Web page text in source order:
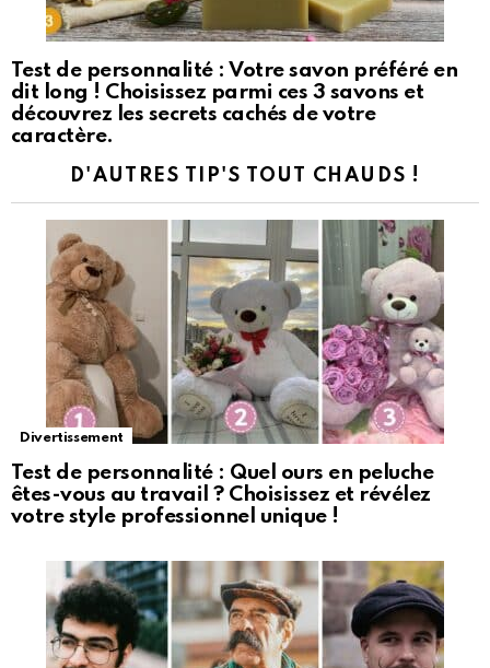
Test de personnalité : Votre savon préféré en
dit long ! Choisissez parmi ces 3 savons et
découvrez les secrets cachés de votre
caractère.
D'AUTRES TIP'S TOUT CHAUDS !
Divertissement
Test de personnalité : Quel ours en peluche
êtes-vous au travail ? Choisissez et révélez
votre style professionnel unique !